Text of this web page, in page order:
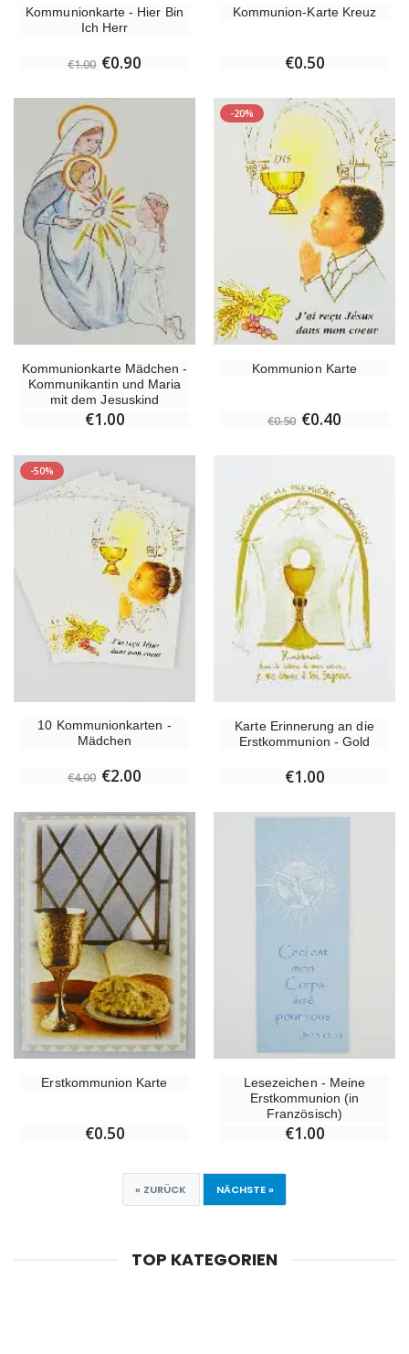
Kommunionkarte - Hier Bin
Ich Herr
€1.00 €0.90
Kommunion-Karte Kreuz
€0.50
Kommunionkarte Mädchen -
Kommunikantin und Maria
mit dem Jesuskind
€1.00
-20%
Kommunion Karte
€0.50 €0.40
-50%
10 Kommunionkarten -
Mädchen
€4.00 €2.00
Karte Erinnerung an die
Erstkommunion - Gold
€1.00
Erstkommunion Karte
€0.50
Lesezeichen - Meine
Erstkommunion (in
Französisch)
€1.00
« ZURÜCK NÄCHSTE »
TOP KATEGORIEN